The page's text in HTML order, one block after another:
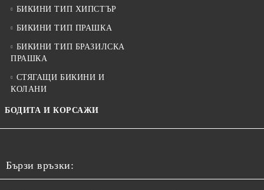
БИКИНИ ТИП ХИПСТЪР
БИКИНИ ТИП ПРАШКА
БИКИНИ ТИП БРАЗИЛСКА
ПРАШКА
СТЯГАЩИ БИКИНИ И
КОЛАНИ
БОДИТА И КОРСАЖИ
Бързи връзки: